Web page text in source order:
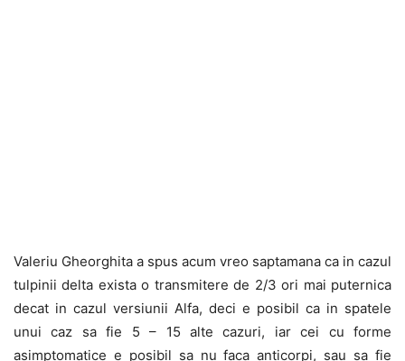
Valeriu Gheorghita a spus acum vreo saptamana ca in cazul
tulpinii delta exista o transmitere de 2/3 ori mai puternica
decat in cazul versiunii Alfa, deci e posibil ca in spatele
unui caz sa fie 5 – 15 alte cazuri, iar cei cu forme
asimptomatice e posibil sa nu faca anticorpi, sau sa fie